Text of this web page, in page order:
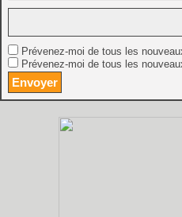
Prévenez-moi de tous les
Prévenez-moi de tous les